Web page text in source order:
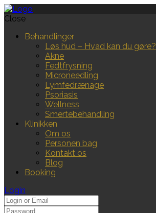
Close
Behandlinger
Løs hud – Hvad kan du gøre?
Akne
Fedtfrysning
Microneedling
Lymfedrænage
Psoriasis
Wellness
Smertebehandling
Klinikken
Om os
Personen bag
Kontakt os
Blog
Booking
Login